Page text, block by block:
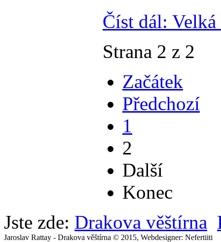
Číst dál:
Strana 2 z 2
Začátek
Předchozí
1
2
Další
Konec
Jste zde: Drakova věštírna
Jaroslav Rattay - Drakova věštírna © 2015, Webdesigner: Nefertiiti